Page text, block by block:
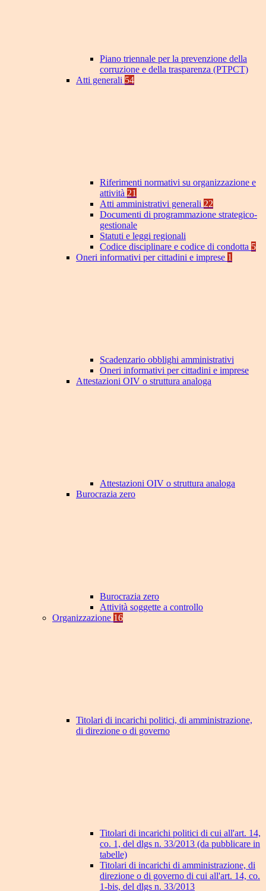
Piano triennale per la prevenzione della
corruzione e della trasparenza (PTPCT)
Atti generali 54
Riferimenti normativi su organizzazione e
attività 21
Atti amministrativi generali 22
Documenti di programmazione strategico-
gestionale
Statuti e leggi regionali
Codice disciplinare e codice di condotta 5
Oneri informativi per cittadini e imprese 1
Scadenzario obblighi amministrativi
Oneri informativi per cittadini e imprese
Attestazioni OIV o struttura analoga
Attestazioni OIV o struttura analoga
Burocrazia zero
Burocrazia zero
Attività soggette a controllo
Organizzazione 16
Titolari di incarichi politici, di amministrazione,
di direzione o di governo
Titolari di incarichi politici di cui all'art. 14,
co. 1, del dlgs n. 33/2013 (da pubblicare in
tabelle)
Titolari di incarichi di amministrazione, di
direzione o di governo di cui all'art. 14, co.
1-bis, del dlgs n. 33/2013